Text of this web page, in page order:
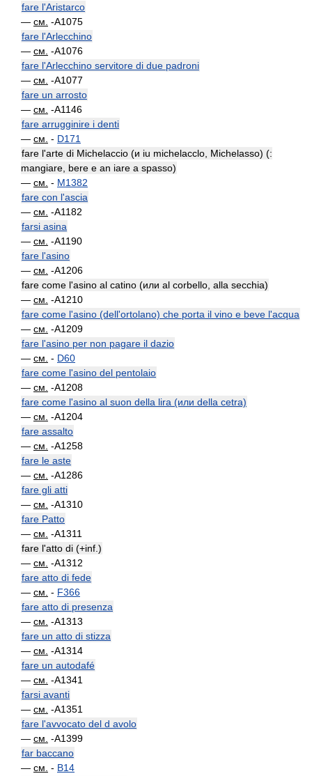
fare l'Aristarco
— см. -A1075
fare l'Arlecchino
— см. -A1076
fare l'Arlecchino servitore di due padroni
— см. -A1077
fare un arrosto
— см. -A1146
fare arrugginire i denti
— см. - D171
fare l'arte di Michelaccio (и iu michelacclo, Michelasso) (:
mangiare, bere e an iare a spasso)
— см. - M1382
fare con l'ascia
— см. -A1182
farsi asina
— см. -A1190
fare l'asino
— см. -A1206
fare come l'asino al catino (или al corbello, alla secchia)
— см. -A1210
fare come l'asino (dell'ortolano) che porta il vino e beve l'acqua
— см. -A1209
fare l'asino per non pagare il dazio
— см. - D60
fare come l'asino del pentolaio
— см. -A1208
fare come l'asino al suon della lira (или della cetra)
— см. -A1204
fare assalto
— см. -A1258
fare le aste
— см. -A1286
fare gli atti
— см. -A1310
fare Patto
— см. -A1311
fare l'atto di (+inf.)
— см. -A1312
fare atto di fede
— см. - F366
fare atto di presenza
— см. -A1313
fare un atto di stizza
— см. -A1314
fare un autodafé
— см. -A1341
farsi avanti
— см. -A1351
fare l'avvocato del d avolo
— см. -A1399
far baccano
— см. - B14